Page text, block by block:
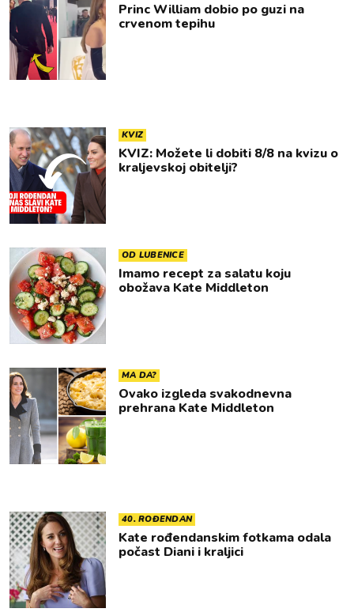
Princ William dobio po guzi na
crvenom tepihu
KVIZ
KVIZ: Možete li dobiti 8/8 na kvizu o
kraljevskoj obitelji?
OD LUBENICE
Imamo recept za salatu koju
obožava Kate Middleton
MA DA?
Ovako izgleda svakodnevna
prehrana Kate Middleton
40. ROĐENDAN
Kate rođendanskim fotkama odala
počast Diani i kraljici